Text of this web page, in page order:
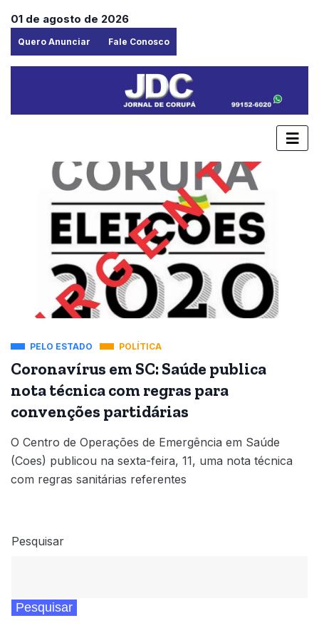
01 de agosto de 2026
Quero Anunciar Fale Conosco
PELO ESTADO POLÍTICA
Coronavírus em SC: Saúde publica
nota técnica com regras para
convenções partidárias
O Centro de Operações de Emergência em Saúde
(Coes) publicou na sexta-feira, 11, uma nota técnica
com regras sanitárias referentes
Pesquisar
Pesquisar